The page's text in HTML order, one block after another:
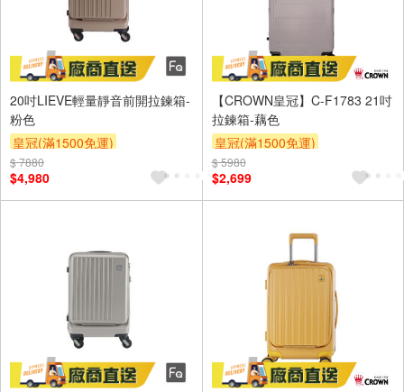
20吋LIEVE輕量靜音前開拉鍊箱-
粉色
皇冠(滿1500免運)
$ 7880
$4,980
【CROWN皇冠】C-F1783 21吋
拉鍊箱-藕色
皇冠(滿1500免運)
$ 5980
$2,699